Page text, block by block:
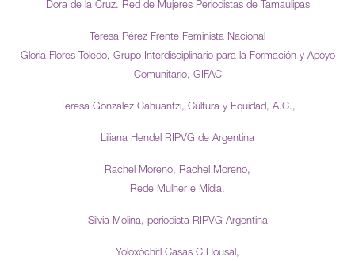
Dora de la Cruz. Red de Mujeres Periodistas de Tamaulipas
Teresa Pérez Frente Feminista Nacional
Gloria Flores Toledo, Grupo Interdisciplinario para la Formación y Apoyo
Comunitario, GIFAC
Teresa Gonzalez Cahuantzi, Cultura y Equidad, A.C.,
Liliana Hendel RIPVG de Argentina
Rachel Moreno, Rachel Moreno,
Rede Mulher e Mídia.
Silvia Molina, periodista RIPVG Argentina
Yoloxóchitl Casas C Housal,